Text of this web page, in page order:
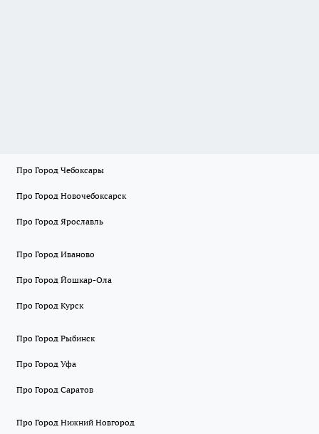
Про Город Чебоксары
Про Город Новочебоксарск
Про Город Ярославль
Про Город Иваново
Про Город Йошкар-Ола
Про Город Курск
Про Город Рыбинск
Про Город Уфа
Про Город Саратов
Про Город Нижний Новгород